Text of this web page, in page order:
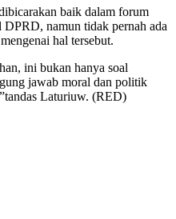
baik dalam forum
DPRD, namun tidak pernah ada
hal tersebut.
ini bukan hanya soal
jawab moral dan politik
Laturiuw. (RED)